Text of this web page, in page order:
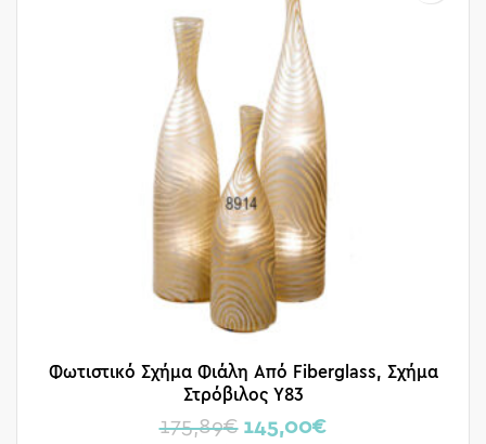
Φωτιστικό Σχήμα Φιάλη Από Fiberglass, Σχήμα
Στρόβιλος Υ83
175,89€ 145,00€